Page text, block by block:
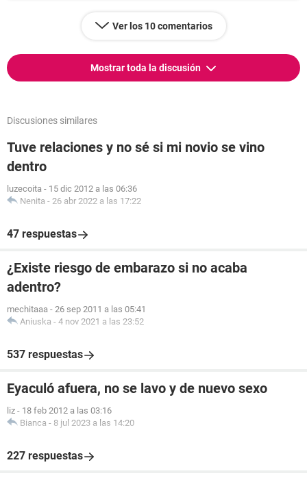
Ver los 10 comentarios
Mostrar toda la discusión
Discusiones similares
Tuve relaciones y no sé si mi novio se vino
dentro
luzecoita - 15 dic 2012 a las 06:36
Nenita - 26 abr 2022 a las 17:22
47 respuestas
¿Existe riesgo de embarazo si no acaba
adentro?
mechitaaa - 26 sep 2011 a las 05:41
Aniuska - 4 nov 2021 a las 23:52
537 respuestas
Eyaculó afuera, no se lavo y de nuevo sexo
liz - 18 feb 2012 a las 03:16
Bianca - 8 jul 2023 a las 14:20
227 respuestas